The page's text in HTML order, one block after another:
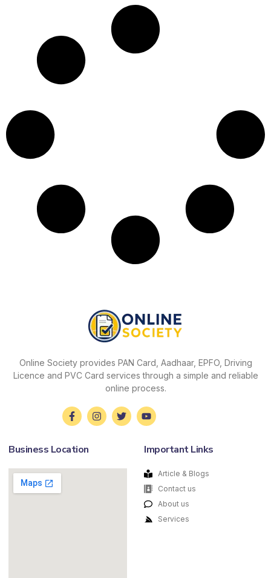
Online Society provides PAN Card, Aadhaar, EPFO, Driving
Licence and PVC Card services through a simple and reliable
online process.
Business Location Important Links
Article & Blogs
Contact us
About us
Services